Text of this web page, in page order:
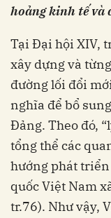
hoảng kinh tếvà
Tại Đại hội XIV,
xây dựng và
đường lối đổi
nghĩa để bổ
Đảng. Theo đó,
tổng thể các
hướng phát triển
quốc Việt Nam
tr.76). Như vậy,